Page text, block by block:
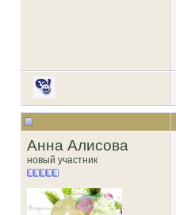
Анна Алисова
новый участник